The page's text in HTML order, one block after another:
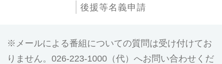
後援等名義申請
メールによる番組についての質問は受け付けてお
りません。026-223-1000（代）へお問い合わせくだ